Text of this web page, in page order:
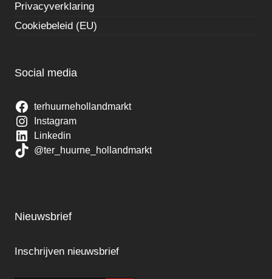
Privacyverklaring
Cookiebeleid (EU)
Social media
terhuurnehollandmarkt
Instagram
Linkedin
@ter_huurne_hollandmarkt
Nieuwsbrief
Inschrijven nieuwsbrief